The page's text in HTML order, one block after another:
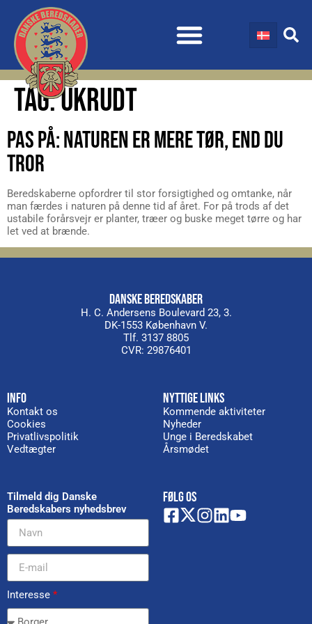
TAG:UKRUDT
PAS PÅ: NATUREN ER MERE TØR, END DU
TROR
Beredskaberne opfordrer til stor forsigtighed og omtanke, når
man færdes i naturen på denne tid af året. For på trods af det
ustabile forårsvejr er planter, træer og buske meget tørre og har
let ved at brænde.
DANSKE BEREDSKABER
H. C. Andersens Boulevard 23, 3.
DK-1553 København V.
Tlf. 3137 8805
CVR: 29876401
INFO
Kontakt os
Cookies
Privatlivspolitik
Vedtægter
NYTTIGE LINKS
Kommende aktiviteter
Nyheder
Unge i Beredskabet
Årsmødet
Tilmeld dig Danske
Beredskabers nyhedsbrev
Interesse *
FØLG OS